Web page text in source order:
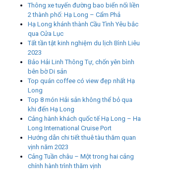
Thông xe tuyến đường bao biển nối liền
2 thành phố: Hạ Long – Cẩm Phả
Hạ Long khánh thành Cầu Tình Yêu bắc
qua Cửa Lục
Tất tần tật kinh nghiệm du lịch Bình Liêu
2023
Bảo Hải Linh Thông Tự, chốn yên bình
bên bờ Di sản
Top quán coffee có view đẹp nhất Hạ
Long
Top 8 món Hải sản không thể bỏ qua
khi đến Hạ Long
Cảng hành khách quốc tế Hạ Long – Ha
Long International Cruise Port
Hướng dẫn chi tiết thuê tàu thăm quan
vịnh năm 2023
Cảng Tuần châu – Một trong hai cảng
chính hành trình thăm vịnh